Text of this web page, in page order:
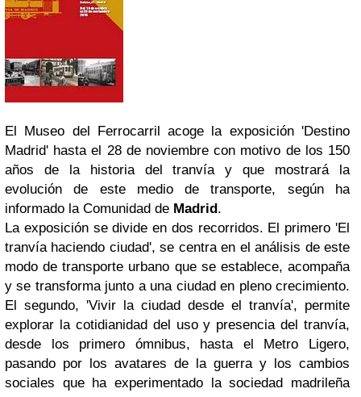
El Museo del Ferrocarril acoge la exposición 'Destino
Madrid' hasta el 28 de noviembre con motivo de los 150
años de la historia del tranvía y que mostrará la
evolución de este medio de transporte, según ha
informado la Comunidad de Madrid.
La exposición se divide en dos recorridos. El primero 'El
tranvía haciendo ciudad', se centra en el análisis de este
modo de transporte urbano que se establece, acompaña
y se transforma junto a una ciudad en pleno crecimiento.
El segundo, 'Vivir la ciudad desde el tranvía', permite
explorar la cotidianidad del uso y presencia del tranvía,
desde los primero ómnibus, hasta el Metro Ligero,
pasando por los avatares de la guerra y los cambios
sociales que ha experimentado la sociedad madrileña